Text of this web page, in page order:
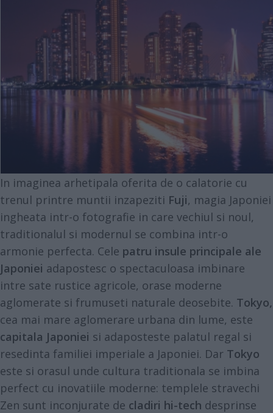
In imaginea arhetipala oferita de o calatorie cu
trenul printre muntii inzapeziti Fuji, magia Japoniei
ingheata intr-o fotografie in care vechiul si noul,
traditionalul si modernul se combina intr-o
armonie perfecta. Cele patru insule principale ale
Japoniei adapostesc o spectaculoasa imbinare
intre sate rustice agricole, orase moderne
aglomerate si frumuseti naturale deosebite. Tokyo,
cea mai mare aglomerare urbana din lume, este
capitala Japoniei si adaposteste palatul regal si
resedinta familiei imperiale a Japoniei. Dar Tokyo
este si orasul unde cultura traditionala se imbina
perfect cu inovatiile moderne: templele stravechi
Zen sunt inconjurate de cladiri hi-tech desprinse